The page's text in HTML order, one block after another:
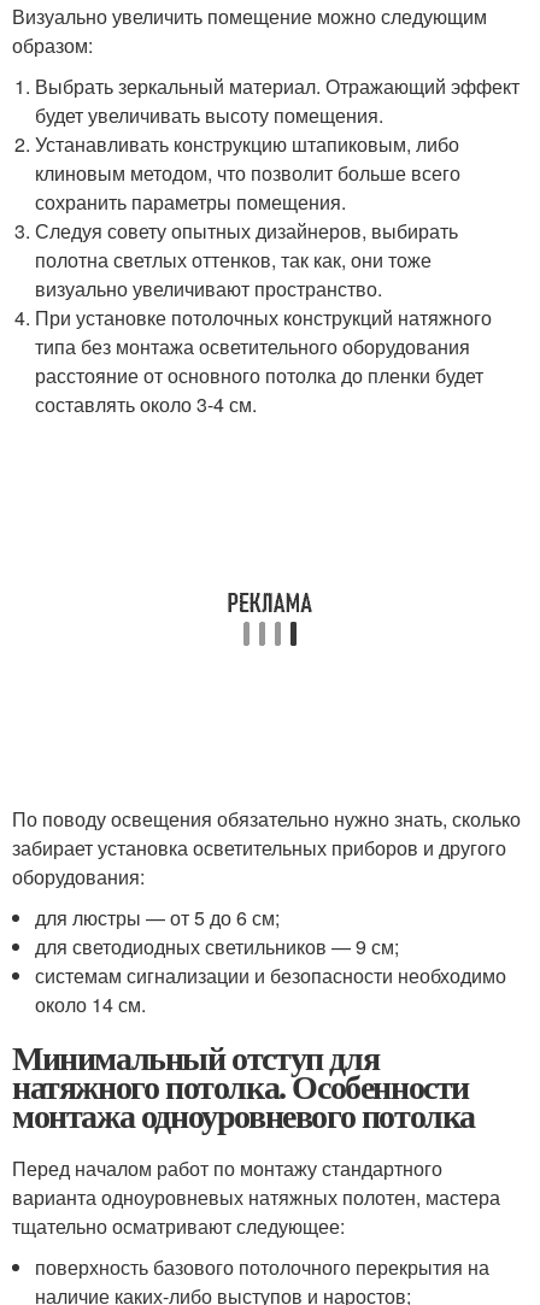
Визуально увеличить помещение можно следующим
образом:
Выбрать зеркальный материал. Отражающий эффект
будет увеличивать высоту помещения.
Устанавливать конструкцию штапиковым, либо
клиновым методом, что позволит больше всего
сохранить параметры помещения.
Следуя совету опытных дизайнеров, выбирать
полотна светлых оттенков, так как, они тоже
визуально увеличивают пространство.
При установке потолочных конструкций натяжного
типа без монтажа осветительного оборудования
расстояние от основного потолка до пленки будет
составлять около 3-4 см.
По поводу освещения обязательно нужно знать, сколько
забирает установка осветительных приборов и другого
оборудования:
для люстры — от 5 до 6 см;
для светодиодных светильников — 9 см;
системам сигнализации и безопасности необходимо
около 14 см.
Минимальный отступ для
натяжного потолка. Особенности
монтажа одноуровневого потолка
Перед началом работ по монтажу стандартного
варианта одноуровневых натяжных полотен, мастера
тщательно осматривают следующее:
поверхность базового потолочного перекрытия на
наличие каких-либо выступов и наростов;